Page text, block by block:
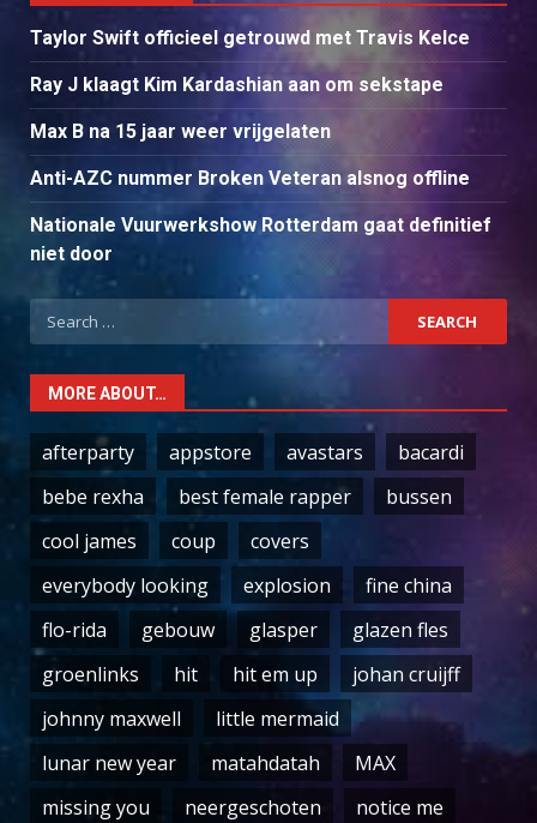
Taylor Swift officieel getrouwd met Travis Kelce
Ray J klaagt Kim Kardashian aan om sekstape
Max B na 15 jaar weer vrijgelaten
Anti-AZC nummer Broken Veteran alsnog offline
Nationale Vuurwerkshow Rotterdam gaat definitief
niet door
Search
for:
MORE ABOUT…
afterparty appstore avastars
bacardi
bebe rexha
best female rapper
bussen
cool james
coup
covers
everybody looking
explosion
fine china
flo-rida
gebouw glasper
glazen fles
groenlinks
hit hit em up
johan cruijff
johnny maxwell
little mermaid
lunar new year
matahdatah
MAX
missing you
neergeschoten
notice me